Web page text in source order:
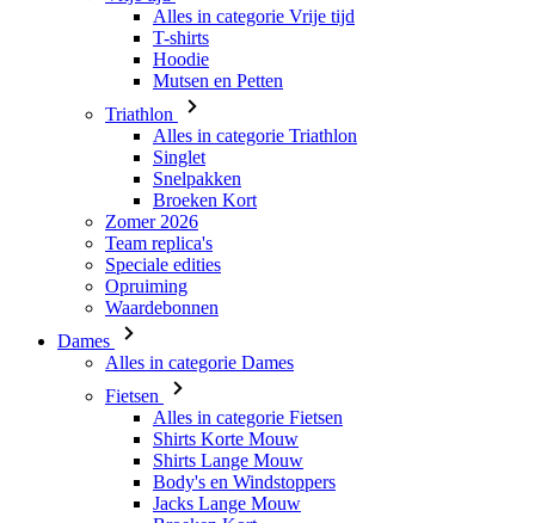
Triathlon
Alles in categorie Triathlon
Singlet
Snelpakken
Broeken Kort
Zomer 2026
Team replica's
Speciale edities
Opruiming
Waardebonnen
Dames
Alles in categorie Dames
Fietsen
Alles in categorie Fietsen
Shirts Lange Mouw
Body's en Windstoppers
Jacks Lange Mouw
Broeken Kort
Broeken 3/4
Broeken Lang
Onderkleding
Accessoires